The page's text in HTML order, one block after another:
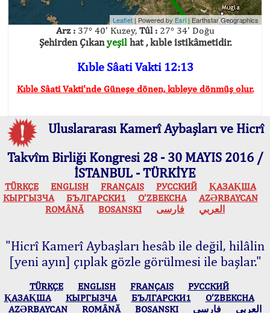
Leaflet| Powered by Esri|Earthstar Geographics
Arz :37° 40' Kuzey, Tûl :27° 34' Doğu
Şehirden Çıkanyeşilhat , kıble istikâmetidir.
Kıble Sâati Vakti 12:13
Kıble Sâati Vakti'nde Güneşe dönen, kıbleye dönmüş olur.
Uluslararası Kamerî Aybaşları ve Hicrî
Takvîm Birliği Kongresi 28 - 30 MAYIS 2016 /
İSTANBUL - TÜRKİYE
TÜRKÇE ENGLISH FRANÇAIS РУССКИЙ
ҚАЗАҚША
КЫPГЫЗЧA
БЪЛГАРСКИ1 O’ZBEKCHA
AZӘRBAYCAN
ROMÂNĂ
BOSANSKI العربي فارسی
"Hicrî Kamerî Aybaşları hesâb ile değil, hilâlin
[yeni ayın] çıplak gözle görülmesi ile başlar."
TÜRKÇE ENGLISH FRANÇAIS
РУССКИЙ
ҚАЗАҚША
КЫPГЫЗЧA БЪЛГАРСКИ1
O’ZBEKCHA
AZӘRBAYCAN
ROMÂNĂ BOSANSKI العربي فارسی